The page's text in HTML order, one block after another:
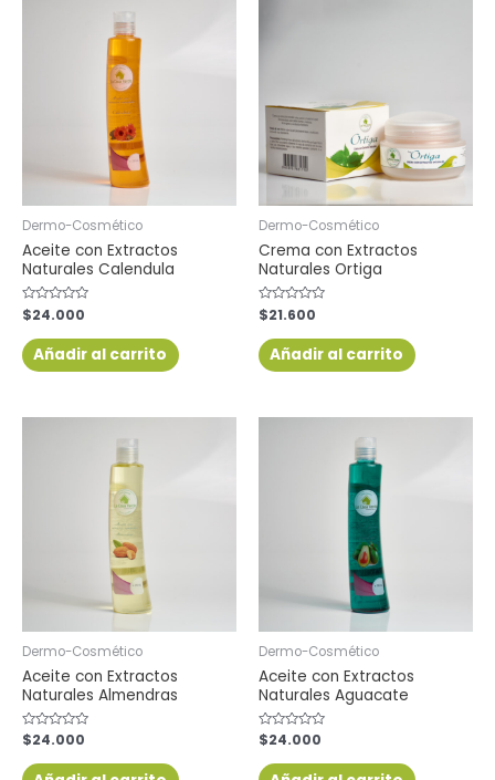
Dermo-Cosmético
Aceite con Extractos
Naturales Calendula
Valorado
con
de
5
$24.000
Añadir al carrito
Dermo-Cosmético
Crema con Extractos
Naturales Ortiga
Valorado
con
de
5
$21.600
Añadir al carrito
Dermo-Cosmético
Aceite con Extractos
Naturales Almendras
Valorado
con
de
$24.000
Dermo-Cosmético
Aceite con Extractos
Naturales Aguacate
Valorado
con
de
$24.000